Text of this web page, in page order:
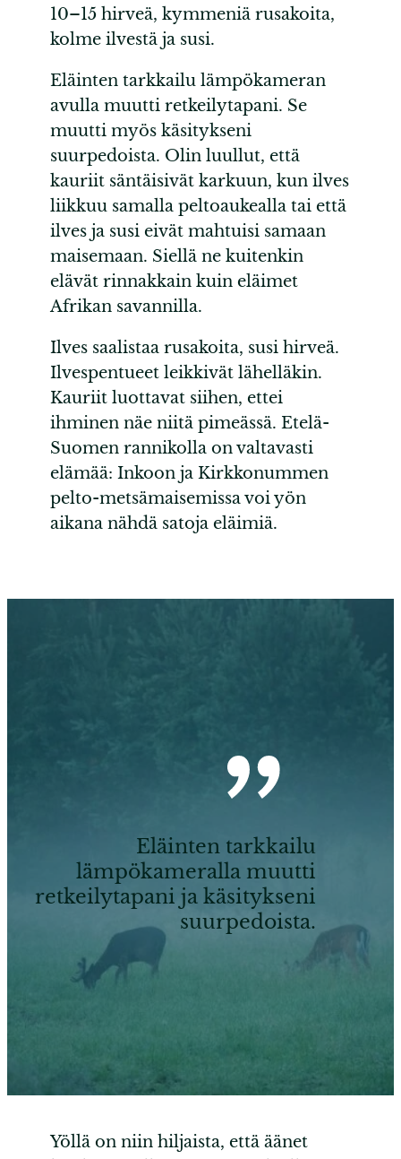
10–15 hirveä, kymmeniä rusakoita,
kolme ilvestä ja susi.
Eläinten tarkkailu lämpökameran
avulla muutti retkeilytapani. Se
muutti myös käsitykseni
suurpedoista. Olin luullut, että
kauriit säntäisivät karkuun, kun ilves
liikkuu samalla peltoaukealla tai että
ilves ja susi eivät mahtuisi samaan
maisemaan. Siellä ne kuitenkin
elävät rinnakkain kuin eläimet
Afrikan savannilla.
Ilves saalistaa rusakoita, susi hirveä.
Ilvespentueet leikkivät lähelläkin.
Kauriit luottavat siihen, ettei
ihminen näe niitä pimeässä. Etelä-
Suomen rannikolla on valtavasti
elämää: Inkoon ja Kirkkonummen
pelto-metsämaisemissa voi yön
aikana nähdä satoja eläimiä.
Eläinten tarkkailu
lämpökameralla muutti
retkeilytapani ja käsitykseni
suurpedoista.
Yöllä on niin hiljaista, että äänet